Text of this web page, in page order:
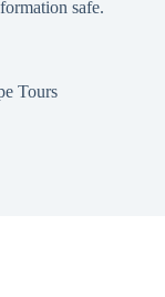
safe.
Tours